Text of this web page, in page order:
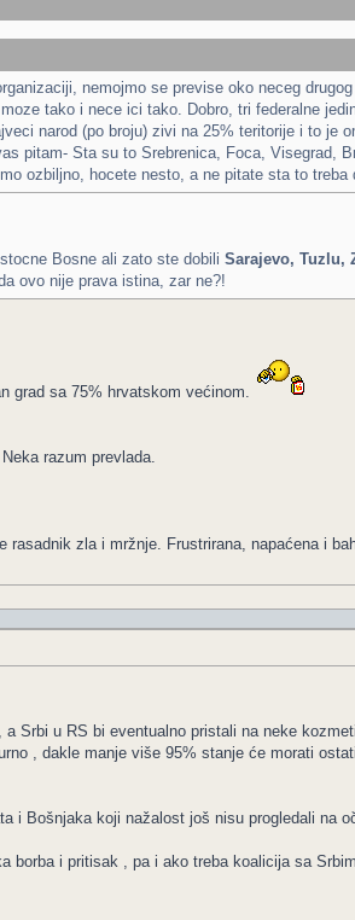
nemojmo se previse oko neceg
tako i nece ici tako. Dobro, tri federalne
narod (po broju) zivi na 25% teritorije i to
pitam- Sta su to Srebrenica, Foca,
ozbiljno, hocete nesto, a ne pitate sta to
Bosne ali zato ste dobili Sarajevo, Tuzlu,
ovo nije prava istina, zar ne?!
grad sa 75% hrvatskom većinom.
razum prevlada.
rasadnik zla i mržnje. Frustrirana, napaćena i
Srbi u RS bi eventualno pristali na neke
, dakle manje više 95% stanje će morati
i Bošnjaka koji nažalost još nisu progledali na
borba i pritisak , pa i ako treba koalicija sa